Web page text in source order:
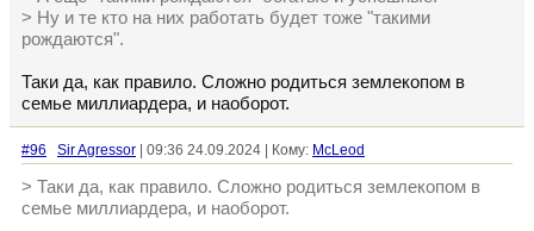
> Ну и те кто на них работать будет тоже "такими
рождаются".
Таки да, как правило. Сложно родиться землекопом в
семье миллиардера, и наоборот.
#96 Sir Agressor | 09:36 24.09.2024 | Кому: McLeod
> Таки да, как правило. Сложно родиться землекопом в
семье миллиардера, и наоборот.